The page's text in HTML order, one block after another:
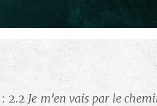
2.2 Je m'en vais par le